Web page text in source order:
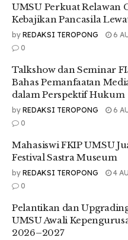
Ketua CDAC itu pun
diperhatikan dalam
“Ada beberapa hal yang
mendaftar tapi kita akan
seperti hadirlah sesuai jam
pokok dan fungsi
UMSU Perkuat Relawan
Kebajikan Pancasila
by REDAKSI TEROPONG
6
0
Talkshow dan Seminar
Bahas Pemanfaatan
dalam Perspektif Hukum
by REDAKSI TEROPONG
6
0
Mahasiswi FKIP UMSU
Festival Sastra Museum
by REDAKSI TEROPONG
4
0
Pelantikan dan
UMSU Awali
2026–2027